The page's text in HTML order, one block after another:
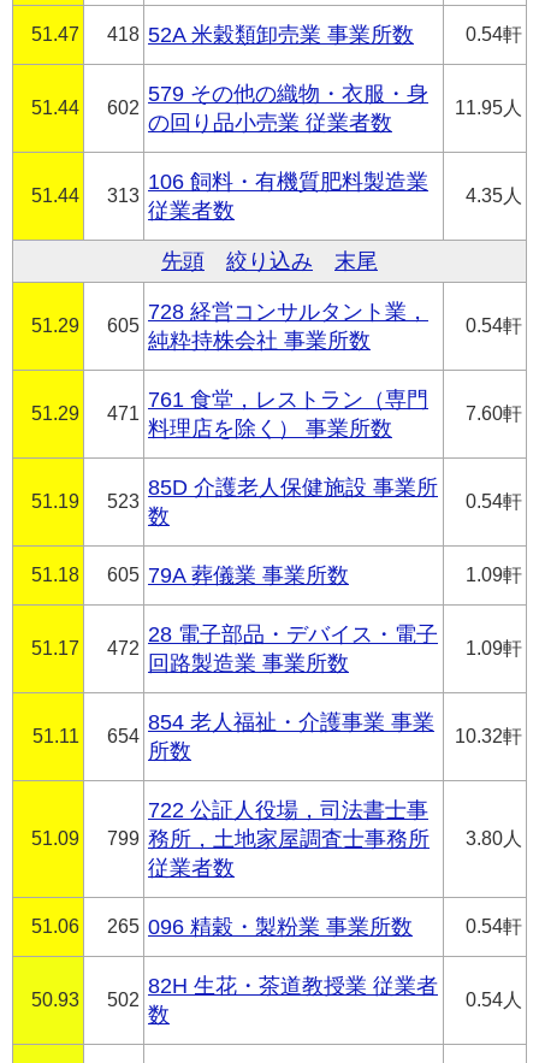
51.47 418 52A 米穀類卸売業 事業所数 0.54軒
51.44 602
579 その他の織物・衣服・身
の回り品小売業 従業者数
11.95人
51.44 313
106 飼料・有機質肥料製造業
従業者数
4.35人
先頭 絞り込み 末尾
51.29 605
728 経営コンサルタント業，
純粋持株会社 事業所数
0.54軒
51.29 471
761 食堂，レストラン（専門
料理店を除く） 事業所数
7.60軒
51.19 523
85D 介護老人保健施設 事業所
数
0.54軒
51.18 605 79A 葬儀業 事業所数 1.09軒
51.17 472
28 電子部品・デバイス・電子
回路製造業 事業所数
1.09軒
51.11 654
854 老人福祉・介護事業 事業
所数
10.32軒
51.09 799
722 公証人役場，司法書士事
務所，土地家屋調査士事務所
従業者数
3.80人
51.06 265 096 精穀・製粉業 事業所数 0.54軒
50.93 502
82H 生花・茶道教授業 従業者
数
0.54人